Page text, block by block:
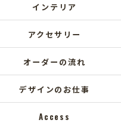
インテリア
アクセサリー
オーダーの流れ
デザインのお仕事
Access